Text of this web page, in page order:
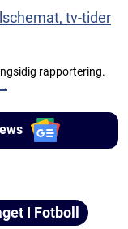
tv-tider
rapportering.
I Fotboll